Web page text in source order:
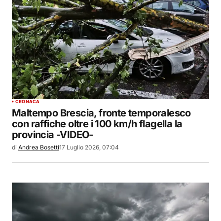
CRONACA
Maltempo Brescia, fronte temporalesco
con raffiche oltre i 100 km/h flagella la
provincia -VIDEO-
di Andrea Bosetti17 Luglio 2026, 07:04